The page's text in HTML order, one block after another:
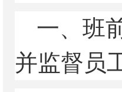
一、班
并监督员